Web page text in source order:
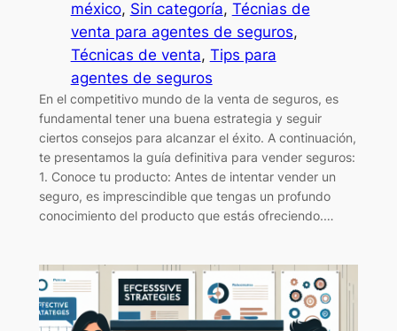
méxico, Sin categoría, Técnias de
venta para agentes de seguros
Técnicas de venta, Tips para
agentes de seguros
En el competitivo mundo de la venta de seguros, es
fundamental tener una buena estrategia y seguir
ciertos consejos para alcanzar el éxito. A continuación,
te presentamos la guía definitiva para vender seguros:
1. Conoce tu producto: Antes de intentar vender un
seguro, es imprescindible que tengas un profundo
conocimiento del producto que estás ofreciendo.…